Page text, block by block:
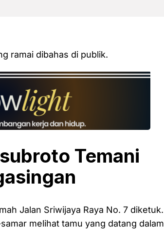
ramai dibahas di publik.
Temani
Jalan Sriwijaya Raya No. 7 diketuk.
melihat tamu yang datang dalam